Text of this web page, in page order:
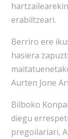
erabiltzeari.
Berriro ere
hasiera
Aurten Jone
Bilboko
diegu
pregoilariari,